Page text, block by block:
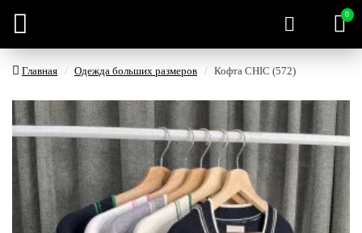
0
Главная Одежда больших размеров Кофта CHIC (572)